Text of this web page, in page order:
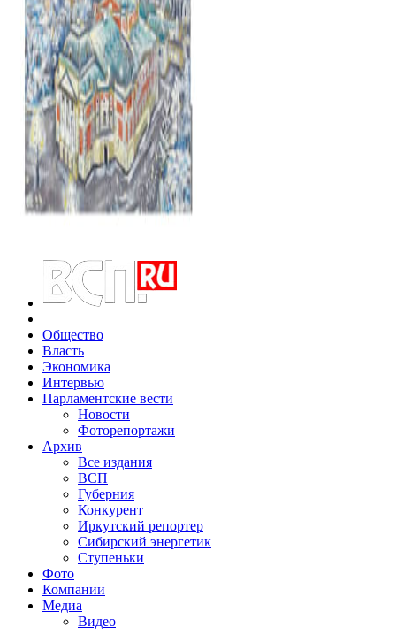
Общество
Власть
Экономика
Интервью
Парламентские вести
Новости
Фоторепортажи
Архив
Все издания
ВСП
Губерния
Конкурент
Иркутский репортер
Сибирский энергетик
Ступеньки
Фото
Компании
Медиа
Видео